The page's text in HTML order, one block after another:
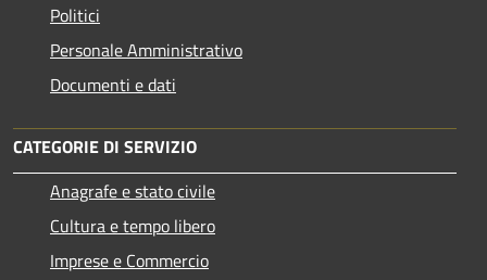
Politici
Personale Amministrativo
Documenti e dati
CATEGORIE DI SERVIZIO
Anagrafe e stato civile
Cultura e tempo libero
Imprese e Commercio